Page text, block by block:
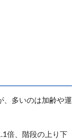
、多いのは加齢や運
倍、階段の上り下